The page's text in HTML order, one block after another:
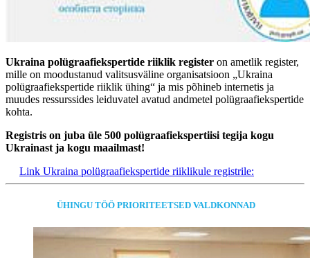
Ukraina polügraafiekspertide riiklik register on ametlik register,
mille on moodustanud valitsusväline organisatsioon „Ukraina
polügraafiekspertide riiklik ühing“ ja mis põhineb internetis ja
muudes ressurssides leiduvatel avatud andmetel polügraafiekspertide
kohta.
Registris on juba üle 500 polügraafiekspertiisi tegija kogu
Ukrainast ja kogu maailmast!
Link Ukraina polügraafiekspertide riiklikule registrile:
ÜHINGU TÖÖ PRIORITEETSED VALDKONNAD